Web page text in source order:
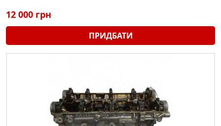
12 000 грн
ПРИДБАТИ